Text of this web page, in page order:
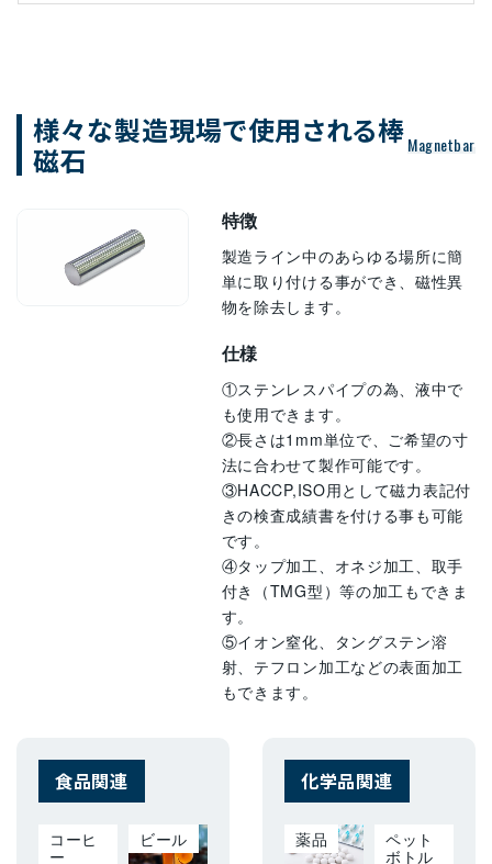
様々な製造現場で使用される棒
磁石
Magnetbar
特徴
製造ライン中のあらゆる場所に簡
単に取り付ける事ができ、磁性異
物を除去します。
仕様
①ステンレスパイプの為、液中で
も使用できます。
②長さは1mm単位で、ご希望の寸
法に合わせて製作可能です。
③HACCP,ISO用として磁力表記付
きの検査成績書を付ける事も可能
です。
④タップ加工、オネジ加工、取手
付き（TMG型）等の加工もできま
す。
⑤イオン窒化、タングステン溶
射、テフロン加工などの表面加工
もできます。
食品関連
コーヒ
ー
ビール
化学品関連
薬品
ペット
ボトル